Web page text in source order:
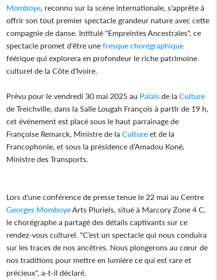
Momboye, reconnu sur la scène internationale, s'apprête à
offrir son tout premier spectacle grandeur nature avec cette
compagnie de danse. Intitulé "Empreintes Ancestrales", ce
spectacle promet d'être une fresque chorégraphique
féérique qui explorera en profondeur le riche patrimoine
culturel de la Côte d’Ivoire.
Prévu pour le vendredi 30 mai 2025 au Palais de la Culture
de Treichville, dans la Salle Lougah François à partir de 19 h,
cet événement est placé sous le haut parrainage de
Françoise Remarck, Ministre de la Culture et de la
Francophonie, et sous la présidence d’Amadou Koné,
Ministre des Transports.
Lors d'une conférence de presse tenue le 22 mai au Centre
Georges MomboyeArts Pluriels, situé à Marcory Zone 4 C,
le chorégraphe a partagé des détails captivants sur ce
rendez-vous culturel. "C’est un spectacle qui nous conduira
sur les traces de nos ancêtres. Nous plongerons au cœur de
nos traditions pour mettre en lumière ce qui est rare et
précieux", a-t-il déclaré.